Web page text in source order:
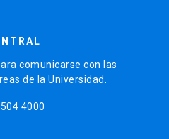
comunicarse con las
de la Universidad.
4000